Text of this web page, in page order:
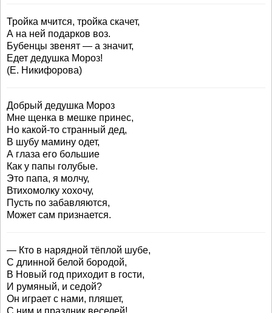
Тройка мчится, тройка скачет,
А на ней подарков воз.
Бубенцы звенят — а значит,
Едет дедушка Мороз!
(Е. Никифорова)
Добрый дедушка Мороз
Мне щенка в мешке принес,
Но какой-то странный дед,
В шубу мамину одет,
А глаза его большие
Как у папы голубые.
Это папа, я молчу,
Втихомолку хохочу,
Пусть по забавляются,
Может сам признается.
— Кто в нарядной тёплой шубе,
С длинной белой бородой,
В Новый год приходит в гости,
И румяный, и седой?
Он играет с нами, пляшет,
С ним и праздник веселей!